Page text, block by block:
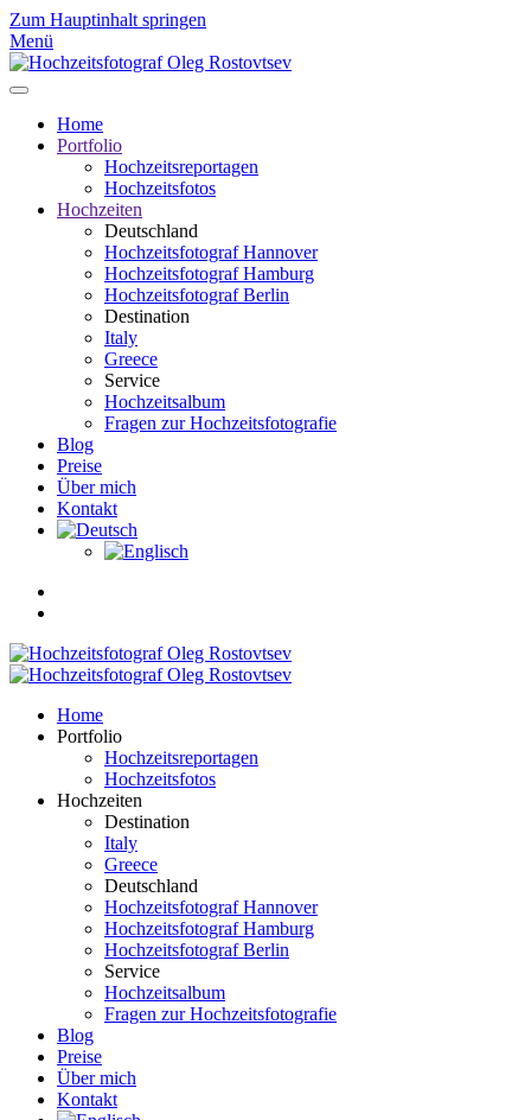
Zum Hauptinhalt springen
Menü
Home
Portfolio
Hochzeitsreportagen
Hochzeitsfotos
Hochzeiten
Deutschland
Hochzeitsfotograf Hannover
Hochzeitsfotograf Hamburg
Hochzeitsfotograf Berlin
Destination
Italy
Greece
Service
Hochzeitsalbum
Fragen zur Hochzeitsfotografie
Blog
Preise
Über mich
Kontakt
Home
Portfolio
Hochzeitsreportagen
Hochzeitsfotos
Hochzeiten
Destination
Italy
Greece
Deutschland
Hochzeitsfotograf Hannover
Hochzeitsfotograf Hamburg
Hochzeitsfotograf Berlin
Service
Hochzeitsalbum
Fragen zur Hochzeitsfotografie
Blog
Preise
Über mich
Kontakt